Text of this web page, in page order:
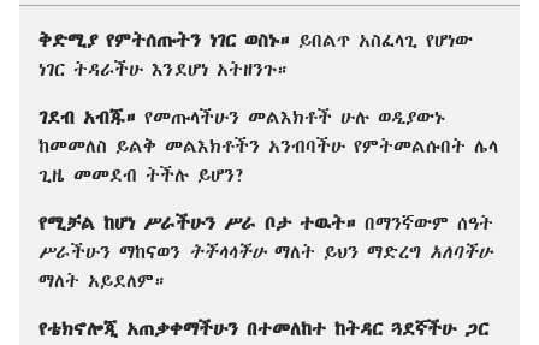
ቅድሚያ የምትሰጡትን ነገር ወስኑ። ይበልጥ አስፈላጊ የሆነው
ነገር ትዳራችሁ እንደሆነ አትዘንጉ።
ገደብ አብጁ። የመጡላችሁን መልእክቶች ሁሉ ወዲያውኑ
ከመመለስ ይልቅ መልእክቶችን አንብባችሁ የምትመልሱበት ሌላ
ጊዜ መመደብ ትችሉ ይሆን?
የሚቻል ከሆነ ሥራችሁን ሥራ ቦታ ተዉት። በማንኛውም ሰዓት
ሥራችሁን ማከናወን ትችላላችሁማለት ይህን ማድረግ አለባችሁ
ማለት አይደለም።
የቴክኖሎጂ አጠቃቀማችሁን በተመለከተ ከትዳር ጓደኛችሁ ጋር